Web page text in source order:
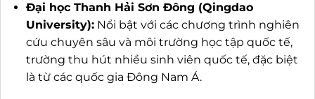
Đại học Thanh Hải Sơn Đông (Qingdao
University):Nổi bật với các chương trình nghiên
cứu chuyên sâu và môi trường học tập quốc tế,
trường thu hút nhiều sinh viên quốc tế, đặc biệt
là từ các quốc gia Đông Nam Á.